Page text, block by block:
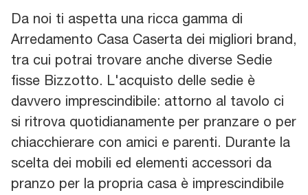
Da noi ti aspetta una ricca gamma di
Arredamento Casa Caserta dei migliori brand,
tra cui potrai trovare anche diverse Sedie
fisse Bizzotto. L'acquisto delle sedie è
davvero imprescindibile: attorno al tavolo ci
si ritrova quotidianamente per pranzare o per
chiacchierare con amici e parenti. Durante la
scelta dei mobili ed elementi accessori da
pranzo per la propria casa è imprescindibile